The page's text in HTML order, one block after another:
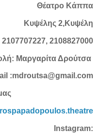
Θέατρο Κάππα
Κυψέλης 2,Κυψέλη
2107707227, 2108827000
Μαργαρίτα Δρούτσα
:mdroutsa@gmail.com
Instagram: